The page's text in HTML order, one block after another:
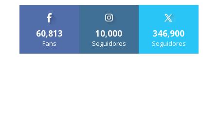
60,813
Fans
10,000
Seguidores
346,900
Seguidores